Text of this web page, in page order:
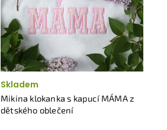
Mikina klokanka s kapucí MÁMA z
dětského oblečení
Skladem